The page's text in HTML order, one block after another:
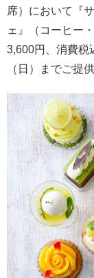
席）において『
ェ』（コーヒー
3,600円、消費税
（日）までご提